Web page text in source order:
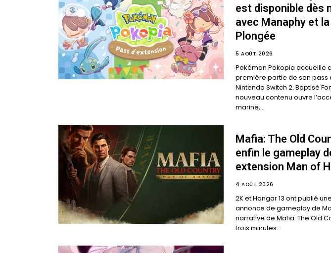
est disponible dès
avec Manaphy et
Plongée
5 AOÛT 2026
Pokémon Pokopia accueille
première partie de son pass
Nintendo Switch 2. Baptisé
nouveau contenu ouvre
marine,...
Mafia: The Old
enfin le gameplay
extension Man of
4 AOÛT 2026
2K et Hangar 13 ont publié
annonce de gameplay de
narrative de Mafia: The Old
trois minutes...